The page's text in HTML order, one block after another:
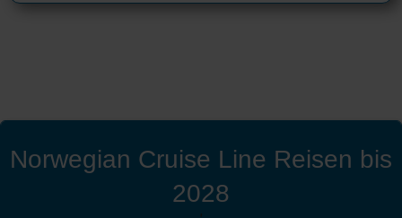
Norwegian Cruise Line Reisen bis
2028